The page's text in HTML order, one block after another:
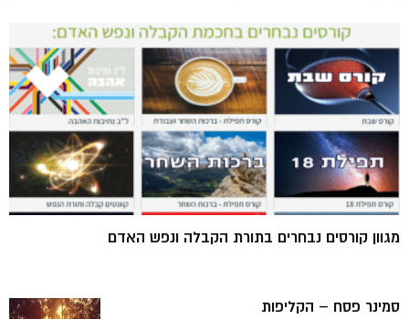
מגוון קורסים נבחרים בתורת הקבלה ונפש האדם
סמינר פסח – הקליפות